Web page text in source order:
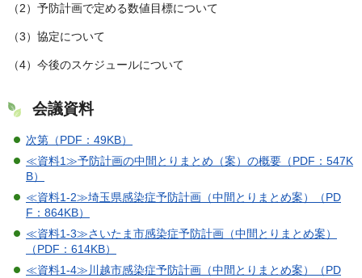
（2）予防計画で定める数値目標について
（3）協定について
（4）今後のスケジュールについて
会議資料
次第（PDF：49KB）
≪資料1≫予防計画の中間とりまとめ（案）の概要（PDF：547K
B）
≪資料1-2≫埼玉県感染症予防計画（中間とりまとめ案）（PD
F：864KB）
≪資料1-3≫さいたま市感染症予防計画（中間とりまとめ案）
（PDF：614KB）
≪資料1-4≫川越市感染症予防計画（中間とりまとめ案）（PD